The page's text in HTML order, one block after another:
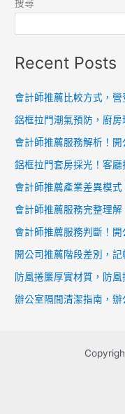
搜尋
Recent Posts
會計師推薦比較方式，營
鋁框拉門潮氣預防，廚房
會計師推薦服務解析！開
鋁框拉門套房採光！客廳
會計師推薦產業差異模式
會計師推薦服務完整理解
會計師推薦服務判斷！開
開公司推薦階段差別，記
防風捲簾厚實材質，防風
辦公室隔間清潔指南，辦